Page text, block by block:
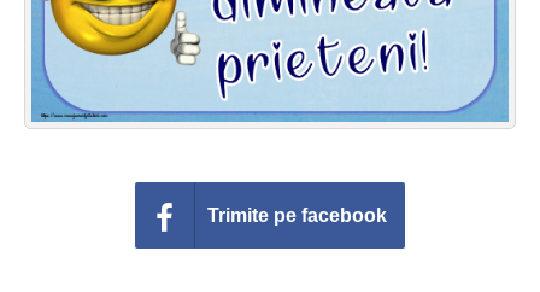
Felicitari muzicale personalizate
Felicitari animate
Invitatii personalizate
Trimite pe facebook